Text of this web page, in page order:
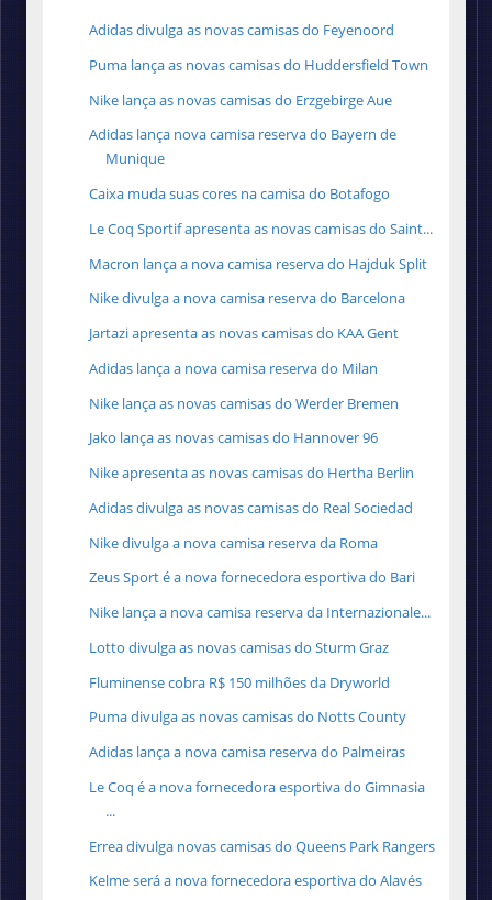
Adidas divulga as novas camisas do Feyenoord
Puma lança as novas camisas do Huddersfield Town
Nike lança as novas camisas do Erzgebirge Aue
Adidas lança nova camisa reserva do Bayern de
Munique
Caixa muda suas cores na camisa do Botafogo
Le Coq Sportif apresenta as novas camisas do Saint...
Macron lança a nova camisa reserva do Hajduk Split
Nike divulga a nova camisa reserva do Barcelona
Jartazi apresenta as novas camisas do KAA Gent
Adidas lança a nova camisa reserva do Milan
Nike lança as novas camisas do Werder Bremen
Jako lança as novas camisas do Hannover 96
Nike apresenta as novas camisas do Hertha Berlin
Adidas divulga as novas camisas do Real Sociedad
Nike divulga a nova camisa reserva da Roma
Zeus Sport é a nova fornecedora esportiva do Bari
Nike lança a nova camisa reserva da Internazionale...
Lotto divulga as novas camisas do Sturm Graz
Fluminense cobra R$ 150 milhões da Dryworld
Puma divulga as novas camisas do Notts County
Adidas lança a nova camisa reserva do Palmeiras
Le Coq é a nova fornecedora esportiva do Gimnasia
...
Errea divulga novas camisas do Queens Park Rangers
Kelme será a nova fornecedora esportiva do Alavés